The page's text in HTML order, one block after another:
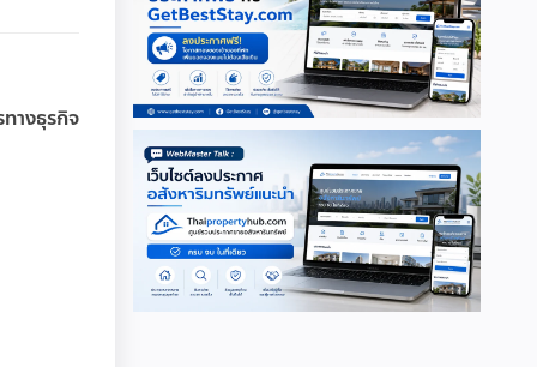
างธุรกิจ